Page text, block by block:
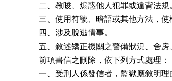
二、教唆、煽惑他人犯罪或違背法規
三、使用符號、暗語或其他方法，使
四、涉及脫逃情事。
五、敘述矯正機關之警備狀況、舍房
前項書信之刪除，依下列方式處理：
一、受刑人係發信者，監獄應敘明